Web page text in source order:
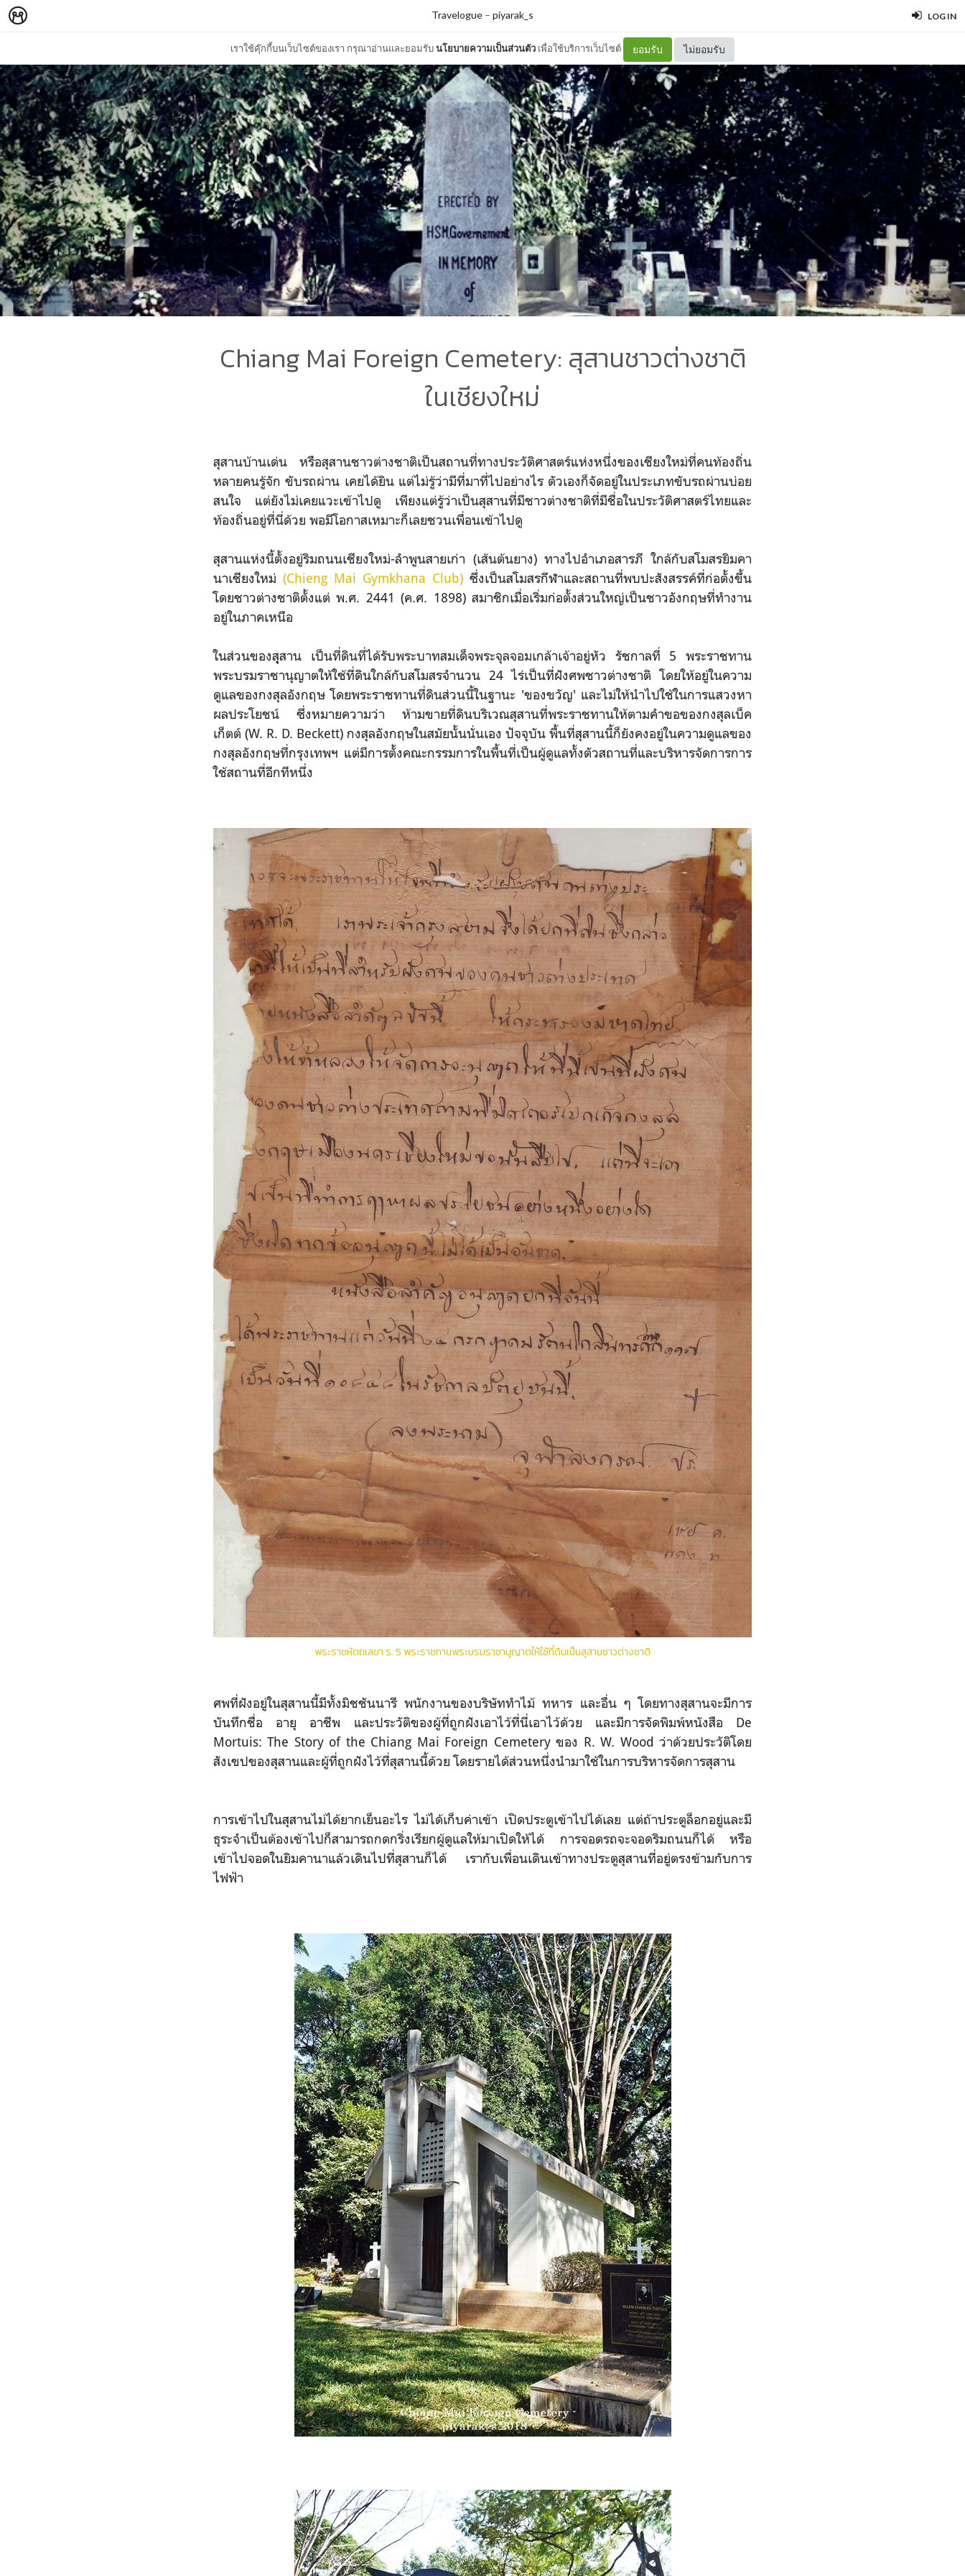
LOG IN
เราใช้คุ๊กกี้บนเว็บไซต์ของเรา กรุณาอ่านและยอมรับนโยบายความเป็นส่วนตัว เพื่อใช้บริการเว็บไซต์ ยอมรับ ไม่ยอมรับ
Travelogue – piyarak_s
Chiang Mai Foreign Cemetery: สุสานชาวต่างชาติ
ในเชียงใหม่
สุสานบ้านเด่น หรือสุสานชาวต่างชาติเป็นสถานที่ทางประวัติศาสตร์แห่งหนึ่งของเชียงใหม่ที่คนท้องถิ่น
หลายคนรู้จัก ขับรถผ่าน เคยได้ยิน แต่ไม่รู้ว่ามีที่มาที่ไปอย่างไร ตัวเองก็จัดอยู่ในประเภทขับรถผ่านบ่อย
สนใจ แต่ยังไม่เคยแวะเข้าไปดู เพียงแต่รู้ว่าเป็นสุสานที่มีชาวต่างชาติที่มีชื่อในประวัติศาสตร์ไทยและ
ท้องถิ่นอยู่ที่นี่ด้วย พอมีโอกาสเหมาะก็เลยชวนเพื่อนเข้าไปดู
สุสานแห่งนี้ตั้งอยู่ริมถนนเชียงใหม่-ลำพูนสายเก่า (เส้นต้นยาง) ทางไปอำเภอสารภี ใกล้กับสโมสรยิมคา
นาเชียงใหม่ (Chieng Mai Gymkhana Club) ซึ่งเป็นสโมสรกีฬาและสถานที่พบปะสังสรรค์ที่ก่อตั้งขึ้น
โดยชาวต่างชาติตั้งแต่ พ.ศ. 2441 (ค.ศ. 1898) สมาชิกเมื่อเริ่มก่อตั้งส่วนใหญ่เป็นชาวอังกฤษที่ทำงาน
อยู่ในภาคเหนือ
ในส่วนของสุุสาน เป็นที่ดินที่ได้รับพระบาทสมเด็จพระจุลจอมเกล้าเจ้าอยู่หัว รัชกาลที่ 5 พระราชทาน
พระบรมราชานุญาตให้ใช้ที่ดินใกล้กับสโมสรจำนวน 24 ไร่เป็นที่ฝังศพชาวต่างชาติ โดยให้อยู่ในความ
ดูแลของกงสุลอังกฤษ โดยพระราชทานที่ดินส่วนนี้ในฐานะ 'ของขวัญ' และไม่ให้นำไปใช้ในการแสวงหา
ผลประโยชน์ ซึ่งหมายความว่า ห้ามขายที่ดินบริเวณสุสานที่พระราชทานให้ตามคำขอของกงสุลเบ็ค
เก็ตต์ (W. R. D. Beckett) กงสุลอังกฤษในสมัยนั้นนั่นเอง ปัจจุบัน พื้นที่สุสานนี้ก็ยังคงอยู่ในความดูแลของ
กงสุลอังกฤษที่กรุงเทพฯ แต่มีการตั้งคณะกรรมการในพื้นที่เป็นผู้ดูแลทั้งตัวสถานที่และบริหารจัดการการ
ใช้สถานที่อีกทีหนึ่ง
พระราชหัตถเลขา ร. 5 พระราชทานพระบรมราชานุญาตให้ใช้ที่ดินเป็นสุสานชาวต่างชาติ
ศพที่ฝังอยู่ในสุสานนี้มีทั้งมิชชันนารี พนักงานของบริษัททำไม้ ทหาร และอื่น ๆ โดยทางสุสานจะมีการ
บันทึกชื่อ อายุ อาชีพ และประวัติของผู้ที่ถูกฝังเอาไว้ที่นี่เอาไว้ด้วย และมีการจัดพิมพ์หนังสือ De
Mortuis: The Story of the Chiang Mai Foreign Cemetery ของ R. W. Wood ว่าด้วยประวัติโดย
สังเขปของสุสานและผู้ที่ถูกฝังไว้ที่สุสานนี้ด้วย โดยรายได้ส่วนหนึ่งนำมาใช้ในการบริหารจัดการสุสาน
การเข้าไปในสุสานไม่ได้ยากเย็นอะไร ไม่ได้เก็บค่าเข้า เปิดประตูเข้าไปได้เลย แต่ถ้าประตูล็อกอยู่และมี
ธุระจำเป็นต้องเข้าไปก็สามารถกดกริ่งเรียกผู้ดูแลให้มาเปิดให้ได้ การจอดรถจะจอดริมถนนก็ได้ หรือ
เข้าไปจอดในยิมคานาแล้วเดินไปที่สุสานก็ได้ เรากับเพื่อนเดินเข้าทางประตูสุสานที่อยู่ตรงข้ามกับการ
ไฟฟ้า